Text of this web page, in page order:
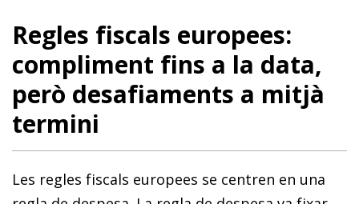
Regles fiscals europees:
compliment fins a la data,
però desafiaments a mitjà
termini
Les regles fiscals europees se centren en una